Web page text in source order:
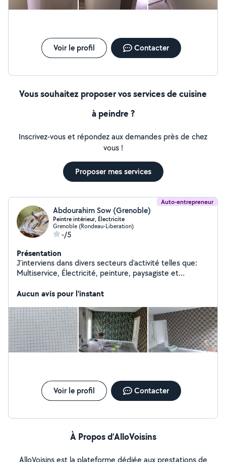
Voir le profil Contacter
Vous souhaitez proposer vos services de cuisine
à peindre ?
Inscrivez-vous et répondez aux demandes près de chez
vous !
Proposer mes services
Auto-entrepreneur
Abdourahim Sow (Grenoble)
Peintre intérieur, Électricite
Grenoble (Rondeau-Liberation)
-/5
Présentation
J'interviens dans divers secteurs d'activité telles que:
Multiservice, Électricité, peinture, paysagiste et
contacter en cas, de besoin. Ma priorité est de
7/7 Cordialement
Aucun avis pour l'instant
Voir le profil Contacter
À Propos d’AlloVoisins
AlloVoisins est la plateforme dédiée aux prestations de